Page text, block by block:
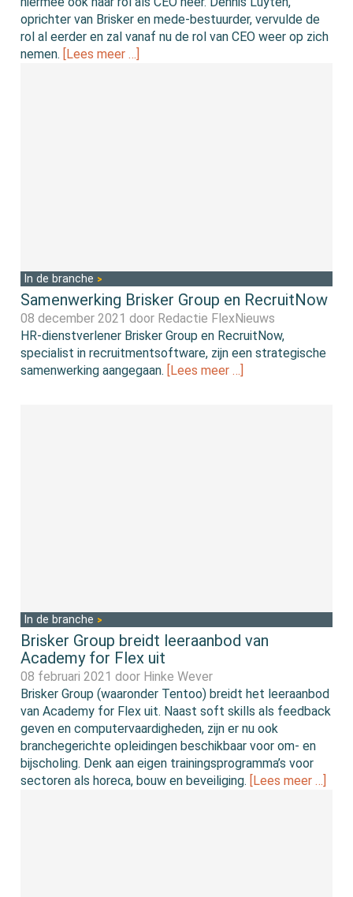
oprichter van Brisker en mede-bestuurder, vervulde de
rol al eerder en zal vanaf nu de rol van CEO weer op zich
nemen.
[Lees meer …]
In de branche
Samenwerking Brisker Group en RecruitNow
08 december 2021 door Redactie FlexNieuws
HR-dienstverlener Brisker Group en RecruitNow,
specialist in recruitmentsoftware, zijn een strategische
samenwerking aangegaan. [Lees meer …]
In de branche
Brisker Group breidt leeraanbod van
Academy for Flex uit
08 februari 2021 door Hinke Wever
Brisker Group (waaronder Tentoo) breidt het leeraanbod
van Academy for Flex uit. Naast soft skills als feedback
geven en computervaardigheden, zijn er nu ook
branchegerichte opleidingen beschikbaar voor om- en
bijscholing. Denk aan eigen trainingsprogramma’s voor
sectoren als horeca, bouw en beveiliging.
[Lees meer …]